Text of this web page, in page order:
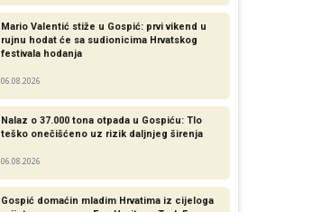
Mario Valentić stiže u Gospić: prvi vikend u
rujnu hodat će sa sudionicima Hrvatskog
festivala hodanja
06.08.2026
Nalaz o 37.000 tona otpada u Gospiću: Tlo
teško onečišćeno uz rizik daljnjeg širenja
06.08.2026
Gospić domaćin mladim Hrvatima iz cijeloga